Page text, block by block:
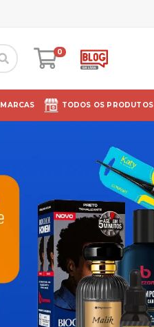
0
MARCAS TODOS OS PRODUTOS